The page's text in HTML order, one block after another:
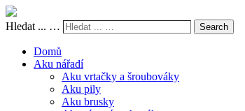
Hledat ... … Search
Domů
Aku nářadí
Aku vrtačky a šroubováky
Aku pily
Aku brusky